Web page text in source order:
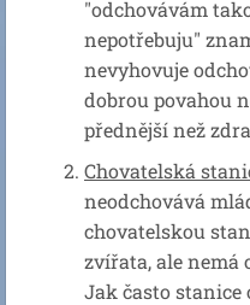
"odchovávám
nepotřebuju"
nevyhovuje
dobrou povahou
přednější než
Chovatelská
neodchovává
chovatelskou
zvířata, ale nemá
Jak často